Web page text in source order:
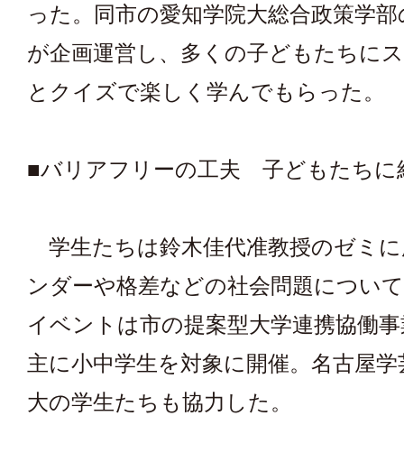
った。同市の愛知学院大総合政策学
が企画運営し、多くの子どもたちに
とクイズで楽しく学んでもらった。
■バリアフリーの工夫 子どもたちに
学生たちは鈴木佳代准教授のゼミ
ンダーや格差などの社会問題につい
イベントは市の提案型大学連携協働
主に小中学生を対象に開催。名古屋
大の学生たちも協力した。